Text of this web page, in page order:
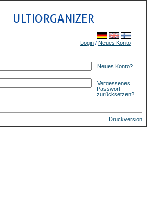
ULTIORGANIZER
Login / Neues Konto
Neues Konto?
Vergessenes
Passwort
zurücksetzen?
Druckversion